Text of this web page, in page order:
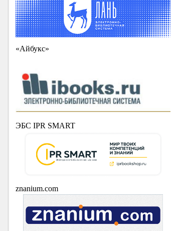
«Айбукс»
ЭБС IPR SMART
znanium.com